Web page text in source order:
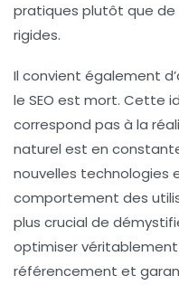
pratiques plutôt que de
rigides.
Il convient également
le SEO est mort. Cette
correspond pas à la
naturel est en
nouvelles technologies
comportement des
plus crucial de
optimiser
référencement et